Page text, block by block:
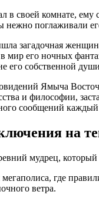
своей комнате, ему
поглаживали
загадочная
мир его ночных
его собственной
Ямыча
и философии,
сообщений каждый
на
мудрец,
где
ветра.